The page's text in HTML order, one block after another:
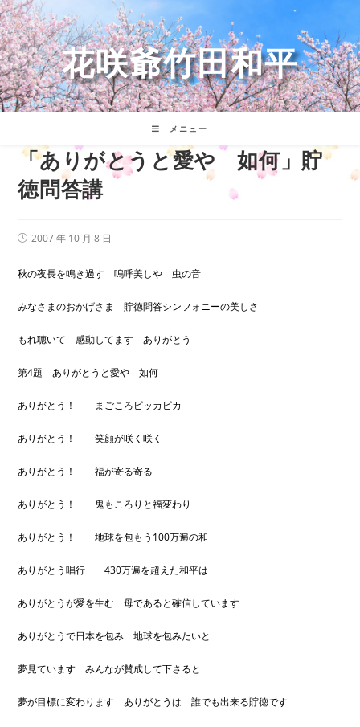
コ
ン
テ
ン
ツ
へ
ス
花咲爺竹田和平
メニュー
「ありがとうと愛や 如何」貯
徳問答講
投
開
2007 年 10 月 8 日
秋の夜長を鳴き過す 嗚呼美しや 虫の音
みなさまのおかげさま 貯徳問答シンフォニーの美しさ
もれ聴いて 感動してます ありがとう
第4題 ありがとうと愛や 如何
ありがとう！ まごころピッカピカ
ありがとう！ 笑顔が咲く咲く
ありがとう！ 福が寄る寄る
ありがとう！ 鬼もころりと福変わり
ありがとう！ 地球を包もう100万遍の和
ありがとう唱行 430万遍を超えた和平は
ありがとうが愛を生む 母であると確信しています
ありがとうで日本を包み 地球を包みたいと
夢見ています みんなが賛成して下さると
夢が目標に変わります ありがとうは 誰でも出来る貯徳です